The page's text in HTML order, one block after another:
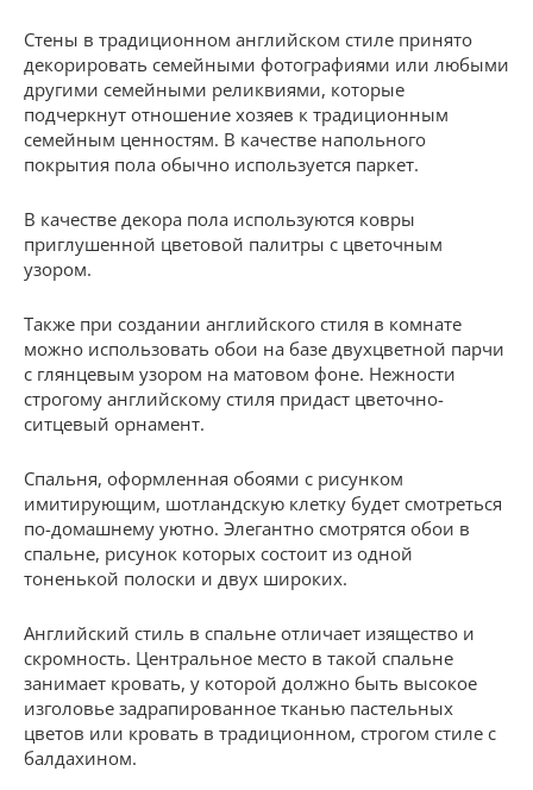
Стены в традиционном английском стиле принято
декорировать семейными фотографиями или любыми
другими семейными реликвиями, которые
подчеркнут отношение хозяев к традиционным
семейным ценностям. В качестве напольного
покрытия пола обычно используется паркет.
В качестве декора пола используются ковры
приглушенной цветовой палитры с цветочным
узором.
Также при создании английского стиля в комнате
можно использовать обои на базе двухцветной парчи
с глянцевым узором на матовом фоне. Нежности
строгому английскому стиля придаст цветочно-
ситцевый орнамент.
Спальня, оформленная обоями с рисунком
имитирующим, шотландскую клетку будет смотреться
по-домашнему уютно. Элегантно смотрятся обои в
спальне, рисунок которых состоит из одной
тоненькой полоски и двух широких.
Английский стиль в спальне отличает изящество и
скромность. Центральное место в такой спальне
занимает кровать, у которой должно быть высокое
изголовье задрапированное тканью пастельных
цветов или кровать в традиционном, строгом стиле с
балдахином.